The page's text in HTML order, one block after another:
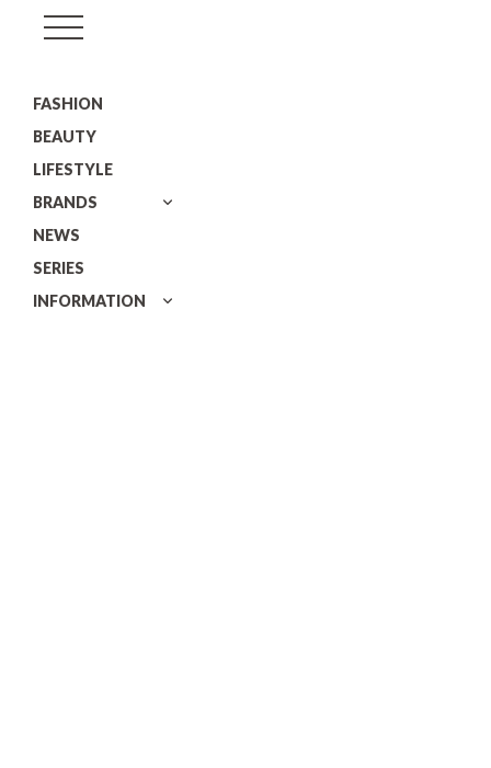
ル)
FASHION
BEAUTY
LIFESTYLE
BRANDS
NEWS
SERIES
INFORMATION